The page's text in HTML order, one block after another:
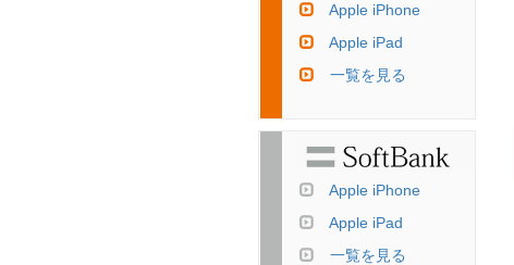
Apple iPhone
Apple iPad
一覧を見る
Apple iPhone
Apple iPad
一覧を見る